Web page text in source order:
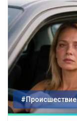
#Происшествие